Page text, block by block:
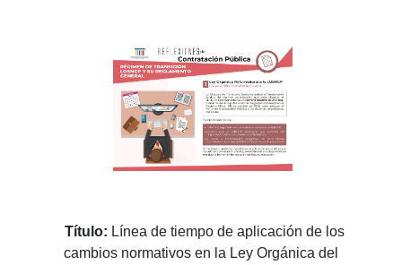
Título: Línea de tiempo de aplicación de los
cambios normativos en la Ley Orgánica del